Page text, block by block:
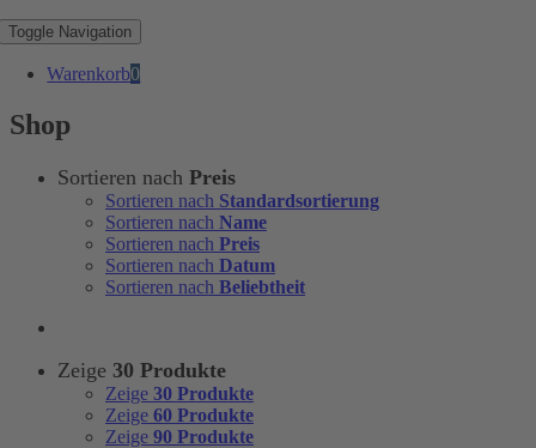
Toggle Navigation
Warenkorb0
Shop
Sortieren nach Preis
Sortieren nach Standardsortierung
Sortieren nach Name
Sortieren nach Preis
Sortieren nach Datum
Sortieren nach Beliebtheit
Zeige 30 Produkte
Zeige 30 Produkte
Zeige 60 Produkte
Zeige 90 Produkte